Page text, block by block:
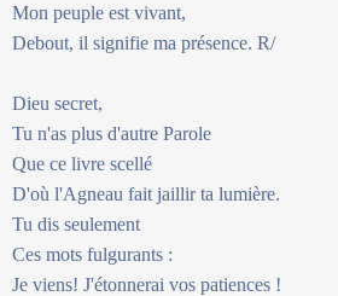
Mon peuple est vivant,
Debout, il signifie ma présence. R/
Dieu secret,
Tu n'as plus d'autre Parole
Que ce livre scellé
D'où l'Agneau fait jaillir ta lumière.
Tu dis seulement
Ces mots fulgurants :
Je viens! J'étonnerai vos patiences !